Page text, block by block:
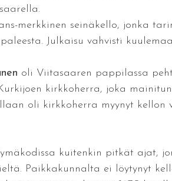
merkkinen seinäkello, jonka
Julkaisu vahvisti
oli Viitasaaren pappilassa
kirkkoherra, joka
oli kirkkoherra myynyt
kuitenkin pitkät ajat,
Paikkakunnalta ei löytynyt